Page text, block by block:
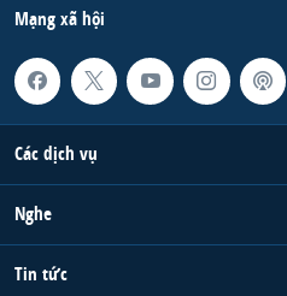
Mạng xã hội
Các dịch vụ
Nghe
Tin tức